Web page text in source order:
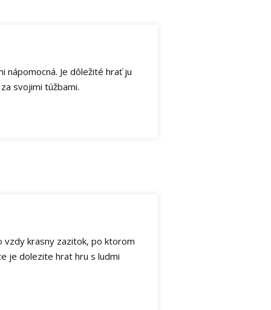
nápomocná. Je dôležité hrať ju
svojimi túžbami.
vzdy krasny zazitok, po ktorom
je dolezite hrat hru s ludmi